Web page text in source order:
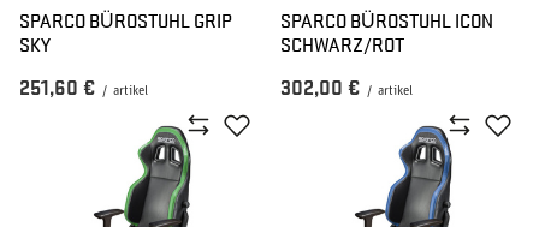
SPARCO BÜROSTUHL GRIP
SKY
251,60 € / artikel
SPARCO BÜROSTUHL ICON
SCHWARZ/ROT
302,00 € / artikel